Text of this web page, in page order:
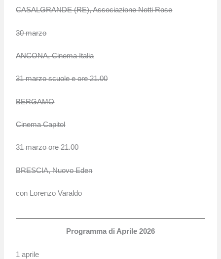
CASALGRANDE (RE), Associazione Notti Rose
30 marzo
ANCONA, Cinema Italia
31 marzo scuole e ore 21.00
BERGAMO
Cinema Capitol
31 marzo ore 21.00
BRESCIA, Nuovo Eden
con Lorenzo Varaldo
Programma di Aprile 2026
1 aprile